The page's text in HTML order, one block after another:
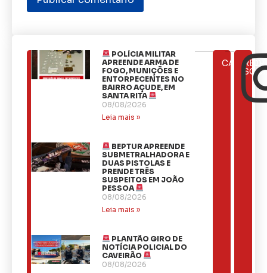
ÚLTIMAS
NOTÍCIAS
POLÍCIA MILITAR
APREENDE ARMA DE
FOGO, MUNIÇÕES E
ENTORPECENTES NO
BAIRRO AÇUDE, EM
SANTA RITA
08/08/2026
Leia mais »
BEPTUR APREENDE
SUBMETRALHADORA E
DUAS PISTOLAS E
PRENDE TRÊS
SUSPEITOS EM JOÃO
PESSOA
08/08/2026
Leia mais »
PLANTÃO GIRO DE
NOTÍCIA POLICIAL DO
CAVEIRÃO
08/08/2026